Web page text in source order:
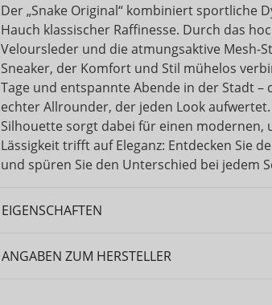
Der „Snake Original“ kombiniert sportliche
Hauch klassischer Raffinesse. Durch das
Veloursleder und die atmungsaktive Mesh-
Sneaker, der Komfort und Stil mühelos
Tage und entspannte Abende in der Stadt –
echter Allrounder, der jeden Look
Silhouette sorgt dabei für einen modernen,
Lässigkeit trifft auf Eleganz: Entdecken Sie
und spüren Sie den Unterschied bei jedem
EIGENSCHAFTEN
ANGABEN ZUM HERSTELLER